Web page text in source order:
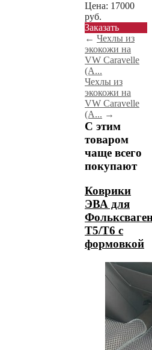
Цена: 17000
руб.
Заказать
← Чехлы из
экокожи на
VW Caravelle
(А...
Чехлы из
экокожи на
VW Caravelle
(А... →
С этим
товаром
чаще всего
покупают
Коврики
ЭВА для
Т5/Т6 с
формовкой